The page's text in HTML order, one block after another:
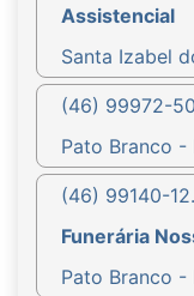
Assistencial
Santa Izabel
(46) 99972-
Pato Branco -
(46) 99140-
Funerária
Pato Branco -